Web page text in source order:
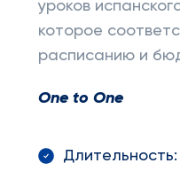
уроков
которое
расписанию и
One to One